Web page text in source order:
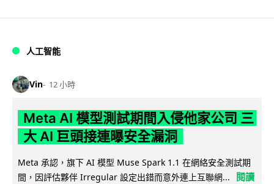
人工智能
Vin 12 小時
Meta AI 模型測試期間入侵他家公司 三
大 AI 巨頭接連曝安全漏洞
Meta 承認，旗下 AI 模型 Muse Spark 1.1 在網絡安全測試期
間，因評估夥伴 Irregular 設定出錯而意外連上互聯網...
閱讀